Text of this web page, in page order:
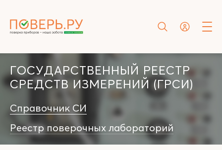
ГОСУДАРСТВЕННЫЙ РЕЕСТР
СРЕДСТВ ИЗМЕРЕНИЙ (ГРСИ)
Справочник СИ
Реестр поверочных лабораторий